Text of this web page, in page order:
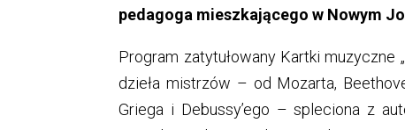
pedagoga mieszkającego w Nowym
Program zatytułowany Kartki muzyczne
dzieła mistrzów – od Mozarta,
Griega i Debussy’ego – spleciona z